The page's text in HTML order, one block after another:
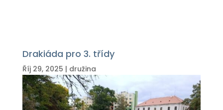
Drakiáda pro 3. třídy
Říj 29, 2025 | družina